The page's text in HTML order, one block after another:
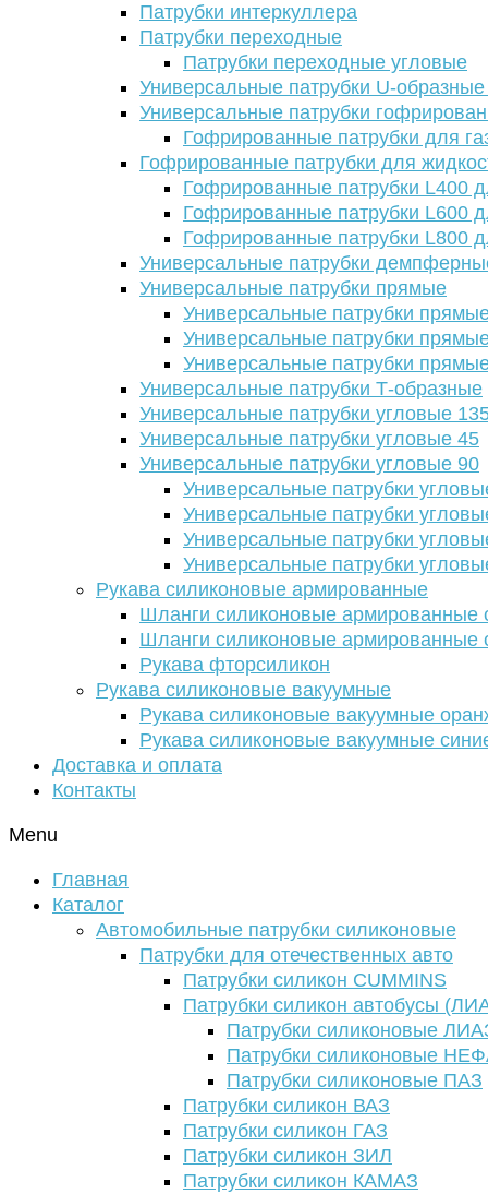
Патрубки интеркуллера
Патрубки переходные
Патрубки переходные угловые
Универсальные патрубки U-
Универсальные патрубки
Гофрированные патрубки для
Гофрированные патрубки для
Гофрированные патрубки L400
Гофрированные патрубки L600
Гофрированные патрубки L800
Универсальные патрубки
Универсальные патрубки прямые
Универсальные патрубки
Универсальные патрубки
Универсальные патрубки
Универсальные патрубки Т-образные
Универсальные патрубки угловые
Универсальные патрубки угловые 45
Универсальные патрубки угловые 90
Универсальные патрубки
Универсальные патрубки
Универсальные патрубки
Универсальные патрубки
Рукава силиконовые армированные
Шланги силиконовые армированные
Шланги силиконовые армированные
Рукава фторсиликон
Рукава силиконовые вакуумные
Рукава силиконовые вакуумные
Рукава силиконовые вакуумные
Доставка и оплата
Контакты
Menu
Главная
Каталог
Автомобильные патрубки силиконовые
Патрубки для отечественных авто
Патрубки силикон CUMMINS
Патрубки силикон автобусы
Патрубки силиконовые
Патрубки силиконовые
Патрубки силиконовые ПАЗ
Патрубки силикон ВАЗ
Патрубки силикон ГАЗ
Патрубки силикон ЗИЛ
Патрубки силикон КАМАЗ